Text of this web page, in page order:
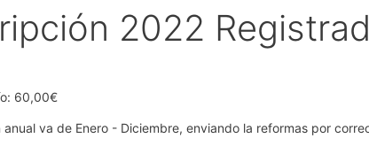
2022
60,00€
anual va de Enero - Diciembre, enviando la reformas por